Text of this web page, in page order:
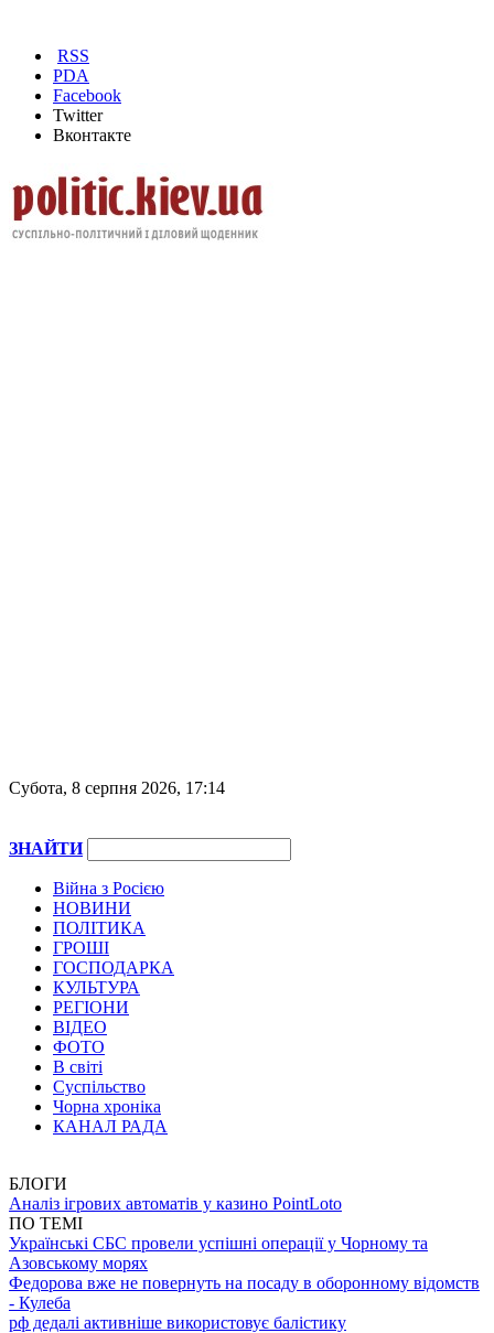
RSS
PDA
Facebook
Twitter
Вконтакте
Субота, 8 серпня 2026, 17:14
ЗНАЙТИ
Війна з Росією
НОВИНИ
ПОЛІТИКА
ГРОШІ
ГОСПОДАРКА
КУЛЬТУРА
РЕГІОНИ
ВІДЕО
ФОТО
В світі
Суспільство
Чорна хроніка
КАНАЛ РАДА
БЛОГИ
Аналіз ігрових автоматів у казино PointLoto
ПО ТЕМІ
Українські СБС провели успішні операції у Чорному та
Азовському морях
Федорова вже не повернуть на посаду в оборонному відомств
- Кулеба
рф дедалі активніше використовує балістику